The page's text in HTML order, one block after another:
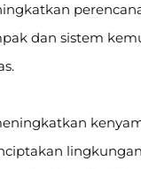
dan sistem